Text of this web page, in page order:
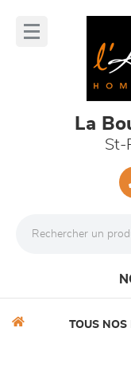
La
St-
TOUS NOS